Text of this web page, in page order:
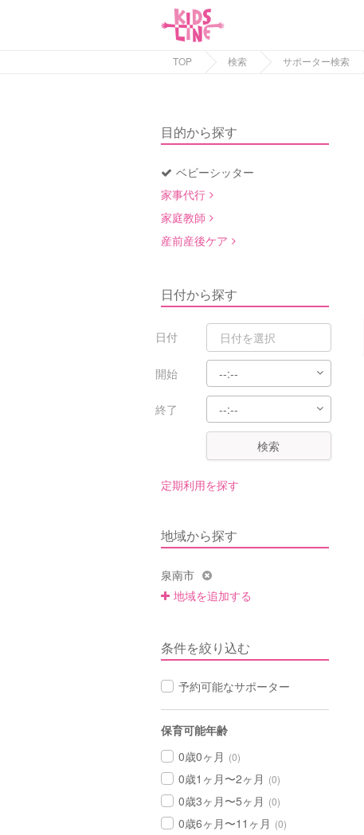
TOP 検索 サポーター検索
目的から探す
ベビーシッター
家事代行
家庭教師
産前産後ケア
日付から探す
日付
開始
終了
検索
定期利用を探す
地域から探す
泉南市
地域を追加する
条件を絞り込む
予約可能なサポーター
保育可能年齢
0歳0ヶ月 (0)
0歳1ヶ月〜2ヶ月 (0)
0歳3ヶ月〜5ヶ月 (0)
0歳6ヶ月〜11ヶ月 (0)